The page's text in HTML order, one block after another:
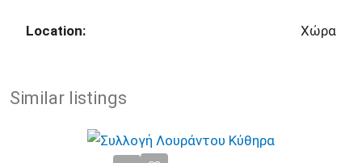
Location: Χώρα
Similar listings